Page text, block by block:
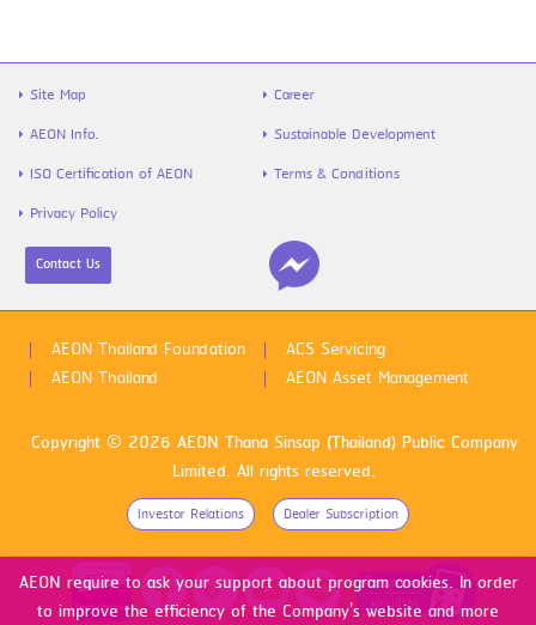
AEON require to ask your support about program cookies. In order
to improve the efficiency of the Company's website and more
Site Map
Career
AEON Info.
Sustainable Development
ISO Certification of AEON
Terms & Conditions
Privacy Policy
Contact Us
AEON Thailand Foundation
ACS Servicing
AEON Thailand
AEON Asset Management
Copyright © 2026 AEON Thana Sinsap (Thailand) Public Company
Limited. All rights reserved.
Investor Relations Dealer Subscription